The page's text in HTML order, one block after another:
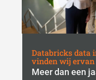
Databricks data
vinden wij ervan
Meer dan een